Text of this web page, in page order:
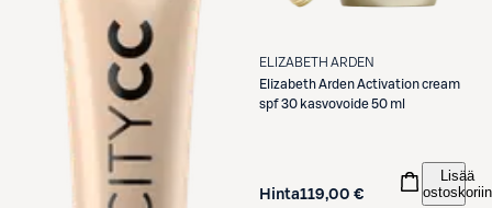
ELIZABETH ARDEN
Elizabeth ArdenActivation cream
spf 30 kasvovoide 50 ml
Hinta119,00 €
Lisää
ostoskoriin